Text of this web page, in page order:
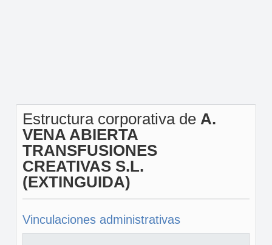
Estructura corporativa de A.
VENA ABIERTA
TRANSFUSIONES
CREATIVAS S.L.
(EXTINGUIDA)
Vinculaciones administrativas